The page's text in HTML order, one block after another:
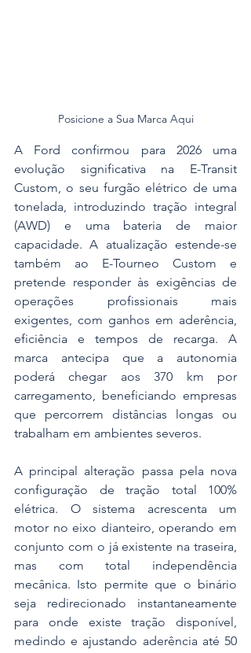
Posicione a Sua Marca Aqui
A Ford confirmou para 2026 uma
evolução significativa na E-Transit
Custom, o seu furgão elétrico de uma
tonelada, introduzindo tração integral
(AWD) e uma bateria de maior
capacidade. A atualização estende-se
também ao E-Tourneo Custom e
pretende responder às exigências de
operações profissionais mais
exigentes, com ganhos em aderência,
eficiência e tempos de recarga. A
marca antecipa que a autonomia
poderá chegar aos 370 km por
carregamento, beneficiando empresas
que percorrem distâncias longas ou
trabalham em ambientes severos.
A principal alteração passa pela nova
configuração de tração total 100%
elétrica. O sistema acrescenta um
motor no eixo dianteiro, operando em
conjunto com o já existente na traseira,
mas com total independência
mecânica. Isto permite que o binário
seja redirecionado instantaneamente
para onde existe tração disponível,
medindo e ajustando aderência até 50